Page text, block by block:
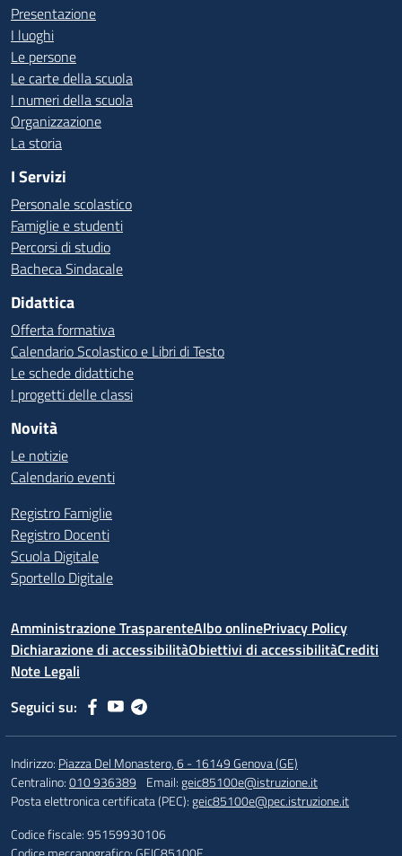
Presentazione
I luoghi
Le persone
Le carte della scuola
I numeri della scuola
Organizzazione
La storia
I Servizi
Personale scolastico
Famiglie e studenti
Percorsi di studio
Bacheca Sindacale
Didattica
Offerta formativa
Calendario Scolastico e Libri di Testo
Le schede didattiche
I progetti delle classi
Novità
Le notizie
Calendario eventi
Registro Famiglie
Registro Docenti
Scuola Digitale
Sportello Digitale
Amministrazione TrasparenteAlbo onlinePrivacy Policy
Dichiarazione di accessibilitàObiettivi di accessibilitàCrediti
Note Legali
Seguici su:
Indirizzo: Piazza Del Monastero, 6 - 16149 Genova (GE)
Centralino:010 936389 Email:geic85100e@istruzione.it
Posta elettronica certificata (PEC):geic85100e@pec.istruzione.it
Codice fiscale: 95159930106